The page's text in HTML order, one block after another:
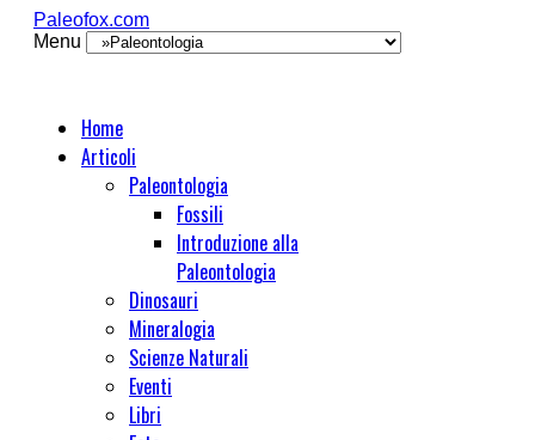
Paleofox.com
Menu
Home
Articoli
Paleontologia
Fossili
Introduzione alla
Paleontologia
Dinosauri
Mineralogia
Scienze Naturali
Eventi
Libri